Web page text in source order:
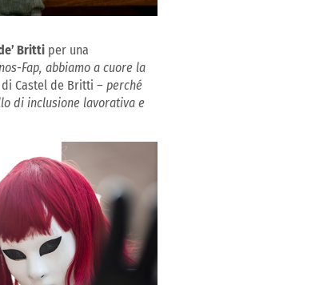
Britti per una
Fap, abbiamo a cuore la
Castel de Britti – perché
di inclusione lavorativa e